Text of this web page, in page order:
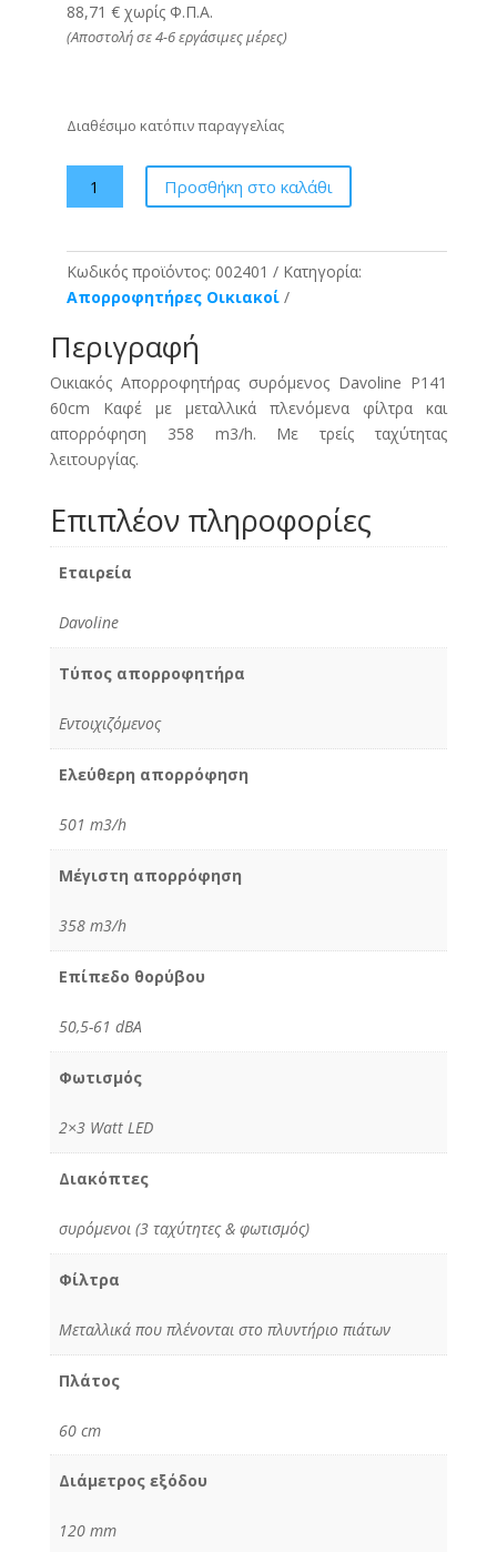
88,71 € χωρίς Φ.Π.Α.
(Αποστολή σε 4-6 εργάσιμες μέρες)
Διαθέσιμο κατόπιν παραγγελίας
Απορροφητήρας
Davoline
60cm
Καφέ
ποσότητα
Προσθήκη στο καλάθι
Κωδικός προϊόντος: 002401
Κατηγορία:
Απορροφητήρες Οικιακοί
Περιγραφή
Οικιακός Απορροφητήρας συρόμενος Davoline P141
60cm Καφέ με μεταλλικά πλενόμενα φίλτρα και
απορρόφηση 358 m3/h. Με τρείς ταχύτητας
λειτουργίας.
Επιπλέον πληροφορίες
Εταιρεία
Davoline
Τύπος απορροφητήρα
Εντοιχιζόμενος
Ελεύθερη απορρόφηση
501 m3/h
Μέγιστη απορρόφηση
358 m3/h
Επίπεδο θορύβου
50,5-61 dBA
Φωτισμός
2×3 Watt LED
Διακόπτες
συρόμενοι (3 ταχύτητες & φωτισμός)
Φίλτρα
Μεταλλικά που πλένονται στο πλυντήριο πιάτων
Πλάτος
60 cm
Διάμετρος εξόδου
120 mm